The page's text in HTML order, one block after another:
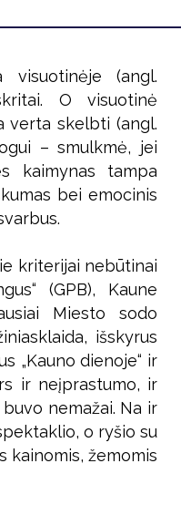
(angl.
O visuotinė
verta skelbti (angl.
– smulkmė, jei
kaimynas tampa
bei emocinis
kriterijai nebūtinai
(GPB), Kaune
Miesto sodo
išskyrus
„Kauno dienoje“ ir
ir neįprastumo, ir
nemažai. Na ir
o ryšio su
kainomis, žemomis